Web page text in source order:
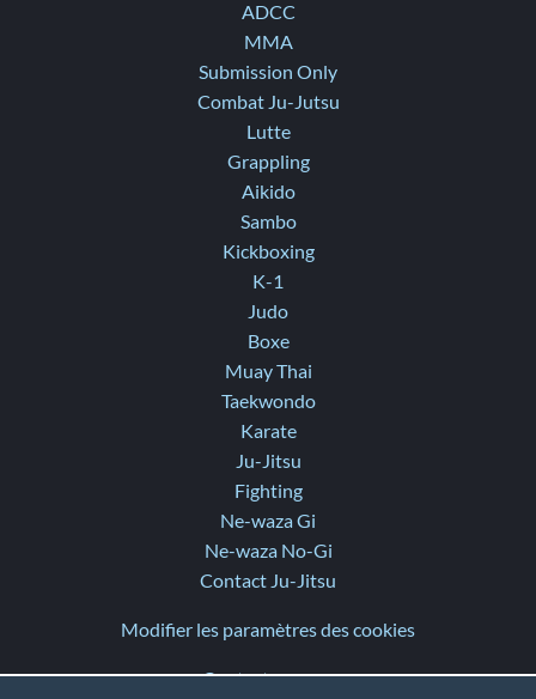
ADCC
MMA
Submission Only
Combat Ju-Jutsu
Lutte
Grappling
Aikido
Sambo
Kickboxing
K-1
Judo
Boxe
Muay Thai
Taekwondo
Karate
Ju-Jitsu
Fighting
Ne-waza Gi
Ne-waza No-Gi
Contact Ju-Jitsu
Modifier les paramètres des cookies
Contactez-nous